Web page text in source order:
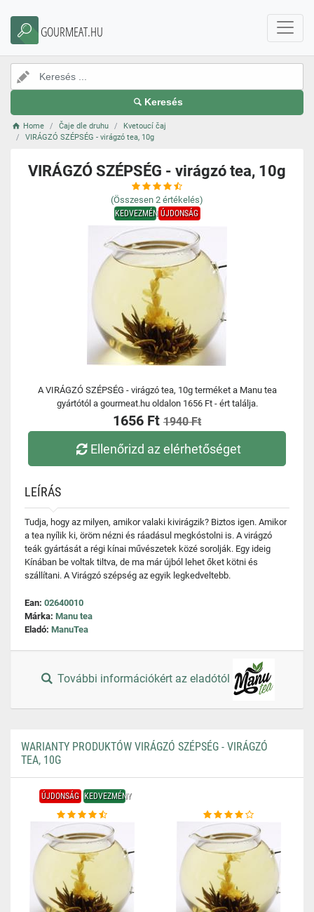
GOURMEAT.HU
Keresés
Home Čaje dle druhu
Kvetoucí čaj
VIRÁGZÓ SZÉPSÉG - virágzó tea, 10g
VIRÁGZÓ SZÉPSÉG - virágzó tea, 10g
(Összesen 2 értékelés)
KEDVEZMÉNYÚJDONSÁG
A VIRÁGZÓ SZÉPSÉG - virágzó tea, 10g terméket a Manu tea
gyártótól a gourmeat.hu oldalon 1656 Ft - ért találja.
1656 Ft 1940 Ft
Ellenőrizd az elérhetőséget
LEÍRÁS
Tudja, hogy az milyen, amikor valaki kivirágzik? Biztos igen. Amikor
a tea nyílik ki, öröm nézni és ráadásul megkóstolni is. A virágzó
teák gyártását a régi kínai művészetek közé sorolják. Egy ideig
Kínában be voltak tiltva, de ma már újból lehet őket kötni és
szállítani. A Virágzó szépség az egyik legkedveltebb.
Ean: 02640010
Márka: Manu tea
Eladó: ManuTea
További információkért az eladótól
WARIANTY PRODUKTÓW VIRÁGZÓ SZÉPSÉG - VIRÁGZÓ
TEA, 10G
ÚJDONSÁG KEDVEZMÉNY